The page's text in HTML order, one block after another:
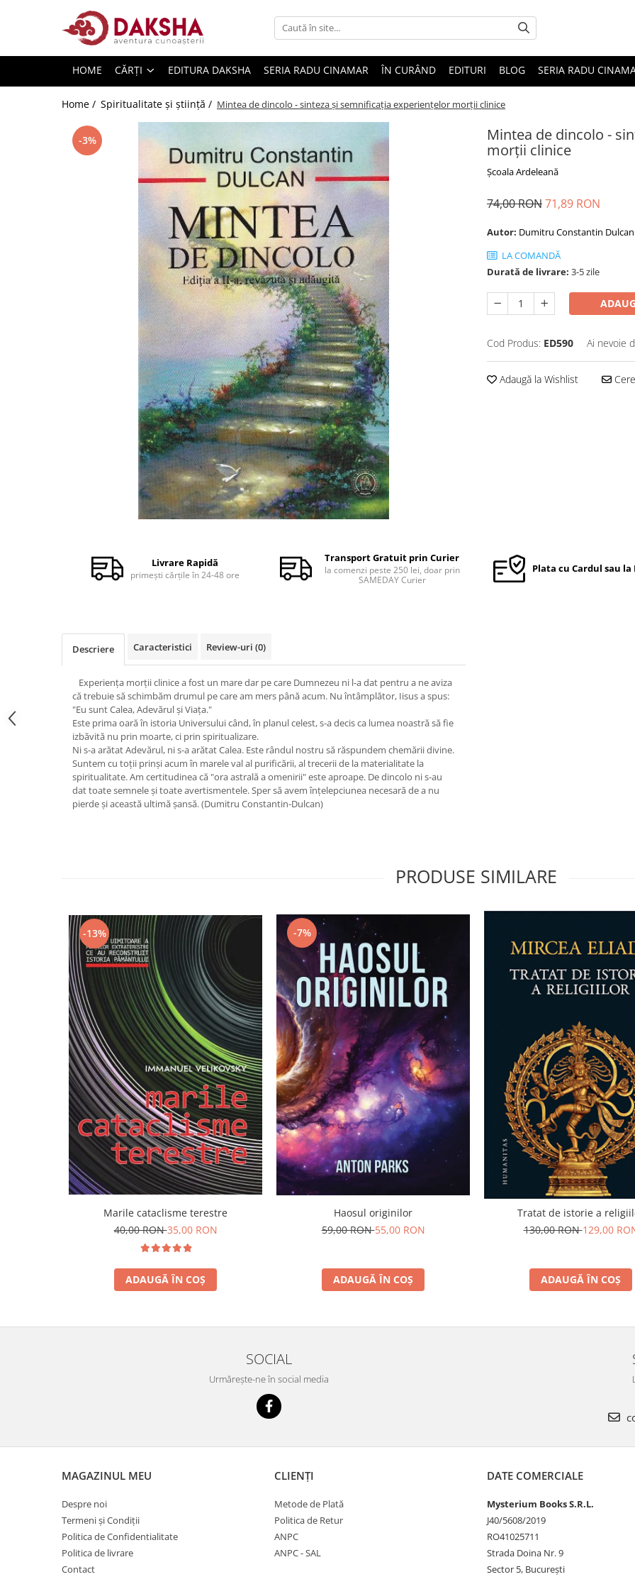
Editura Daksha
Seria Radu Cinamar
Seria David Icke
Viata după moarte
Relații de cuplu
Erotism
Psihologie practică
Lumea îngerilor
Seria Masaru Emoto
Supă de pui pentru suflet
Spiritualitate şi ştiinţă
Fără categorie
HOME CĂRȚI EDITURA DAKSHA SERIA RADU CINAMAR ÎN CURÂND EDITURI BLOG SERIA RADU
Home / Spiritualitate şi ştiinţă / Mintea de dincolo - sinteza şi semnificaţia experienţelor morţii clinice
Mintea de dincolo -
morţii clinice
Şcoala Ardeleană
-3%
Facebook
74,00 RON71,89 RON
Autor: Dumitru Constantin Dulcan
LA COMANDĂ
Durată de livrare: 3-5 zile
Cod Produs: ED590 Ai nevoie
Adaugă la Wishlist
Livrare Rapidă
primești cărțile în 24-48 ore
Transport Gratuit prin Curier
la comenzi peste 250 lei, doar prin
SAMEDAY Curier
Plata cu Cardul sau
Descriere Caracteristici Review-uri (0)
Experienţa morţii clinice a fost un mare dar pe care Dumnezeu ni l-a dat pentru a ne aviza
că trebuie să schimbăm drumul pe care am mers până acum. Nu întâmplător, Iisus a spus:
"Eu sunt Calea, Adevărul şi Viaţa."
Este prima oară în istoria Universului când, în planul celest, s-a decis ca lumea noastră să fie
izbăvită nu prin moarte, ci prin spiritualizare.
Ni s-a arătat Adevărul, ni s-a arătat Calea. Este rândul nostru să răspundem chemării divine.
Suntem cu toţii prinşi acum în marele val al purificării, al trecerii de la materialitate la
spiritualitate. Am certitudinea că "ora astrală a omenirii" este aproape. De dincolo ni s-au
dat toate semnele şi toate avertismentele. Sper să avem înţelepciunea necesară de a nu
pierde şi această ultimă şansă. (Dumitru Constantin-Dulcan)
PRODUSE SIMILARE
-13%
Marile cataclisme terestre
40,00 RON35,00 RON
ADAUGĂ ÎN COȘ
-7%
Haosul originilor
59,00 RON55,00 RON
ADAUGĂ ÎN COȘ
Tratat de istorie a
130,00 RON129,00
ADAUGĂ ÎN COȘ
SOCIAL
Urmărește-ne în social media
MAGAZINUL MEU
Despre noi
Termeni și Condiții
Politica de Confidentialitate
Politica de livrare
Contact
CLIENȚI
Metode de Plată
Politica de Retur
ANPC
ANPC - SAL
DATE COMERCIALE
Mysterium Books S.R.L.
J40/5608/2019
RO41025711
Strada Doina Nr. 9
Sector 5, București